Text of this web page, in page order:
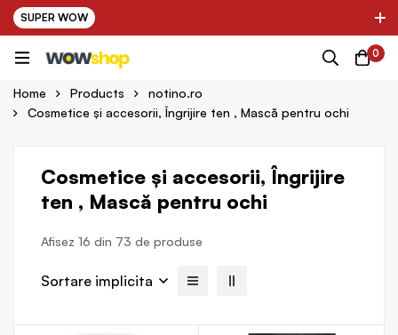
SUPER WOW
✌ Nou! Ultimii parteneri adaugati in platforma:
✌ Kinder Auto ✌
✌ Decathlon ✌
0
Home Products
notino.ro
Cosmetice și accesorii, Îngrijire ten , Mască pentru ochi
Cosmetice și accesorii, Îngrijire
ten , Mască pentru ochi
Afisez 16 din 73 de produse
Sortare implicita